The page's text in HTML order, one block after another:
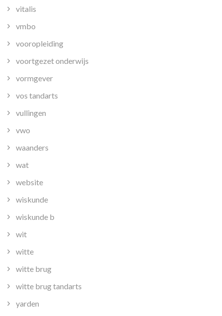
vitalis
vmbo
vooropleiding
voortgezet onderwijs
vormgever
vos tandarts
vullingen
vwo
waanders
wat
website
wiskunde
wiskunde b
wit
witte
witte brug
witte brug tandarts
yarden